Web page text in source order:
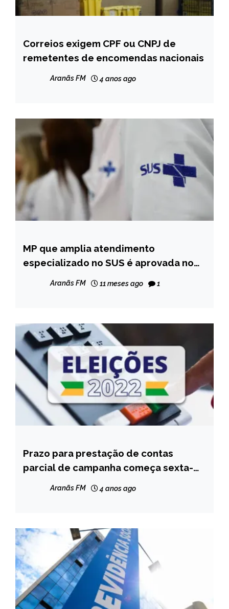
BRASIL
NOTÍCIAS
Correios exigem CPF ou CNPJ de
remetentes de encomendas nacionais
Aranãs FM 4 anos ago
BRASIL
NOTÍCIAS
MP que amplia atendimento
especializado no SUS é aprovada no
Aranãs FM 11 meses ago 1
BRASIL
NOTÍCIAS
Prazo para prestação de contas
parcial de campanha começa sexta-
Aranãs FM 4 anos ago